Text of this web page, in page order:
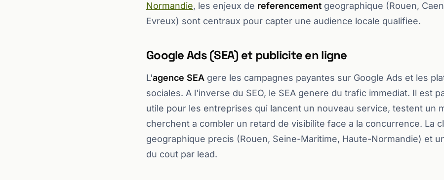
Normandie, les enjeux de referencement geographique (Rouen,
Evreux) sont centraux pour capter une audience locale qualifiee.
Google Ads (SEA) et publicite en ligne
L'agence SEA gere les campagnes payantes sur Google Ads et les
sociales. A l'inverse du SEO, le SEA genere du trafic immediat. Il est
utile pour les entreprises qui lancent un nouveau service, testent un
cherchent a combler un retard de visibilite face a la concurrence. La
geographique precis (Rouen, Seine-Maritime, Haute-Normandie) et
du cout par lead.